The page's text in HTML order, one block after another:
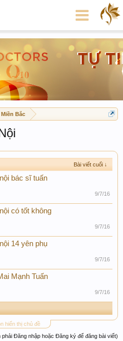
Bắc
Bài viết cuối ↓
bác sĩ tuấn
9/7/16
có tốt không
9/7/16
14 yên phụ
9/7/16
Mạnh Tuấn
9/7/16
hiển thị chủ đề
phải Đăng nhập hoặc Đăng ký để đăng bài viết)